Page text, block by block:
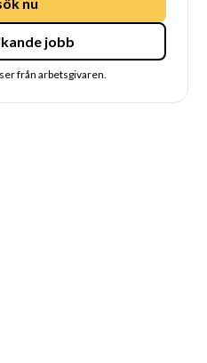
jobb
från arbetsgivaren.